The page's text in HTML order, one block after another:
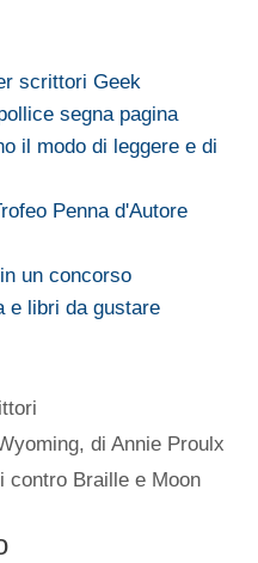
scrittori Geek
segna pagina
il modo di leggere e di
Penna d'Autore
un concorso
e libri da gustare
di Annie Proulx
contro Braille e Moon